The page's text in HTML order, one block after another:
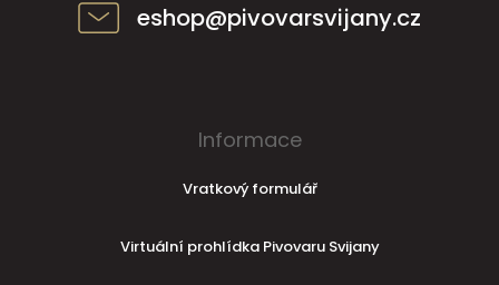
eshop@pivovarsvijany.cz
Informace
Vratkový formulář
Virtuální prohlídka Pivovaru Svijany